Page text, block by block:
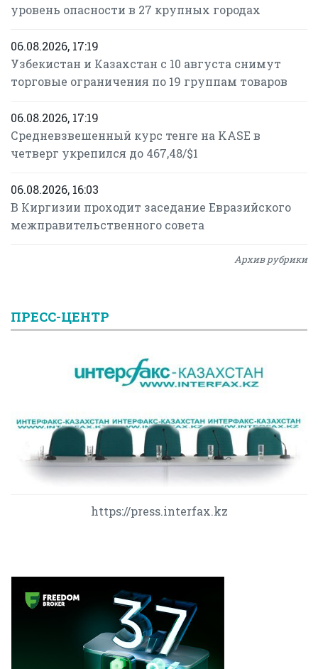
уровень опасности в 27 крупных городах
06.08.2026, 17:19
Узбекистан и Казахстан с 10 августа снимут
торговые ограничения по 19 группам товаров
06.08.2026, 17:19
Средневзвешенный курс тенге на KASE в
четверг укрепился до 467,48/$1
06.08.2026, 16:03
В Киргизии проходит заседание Евразийского
межправительственного совета
Архив рубрики
ПРЕСС-ЦЕНТР
https://press.interfax.kz